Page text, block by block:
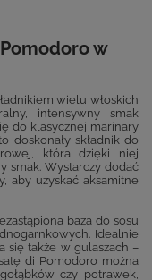
w
wielu włoskich
intensywny smak
do klasycznej marinary
doskonały składnik do
która dzięki niej
smak. Wystarczy dodać
aby uzyskać aksamitne
baza do sosu
Idealnie
się także w gulaszach –
di Pomodoro można
czy potrawek,